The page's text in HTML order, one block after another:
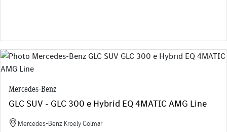
Mercedes-Benz
GLC SUV - GLC 300 e Hybrid EQ 4MATIC AMG Line
Mercedes-Benz Kroely Colmar